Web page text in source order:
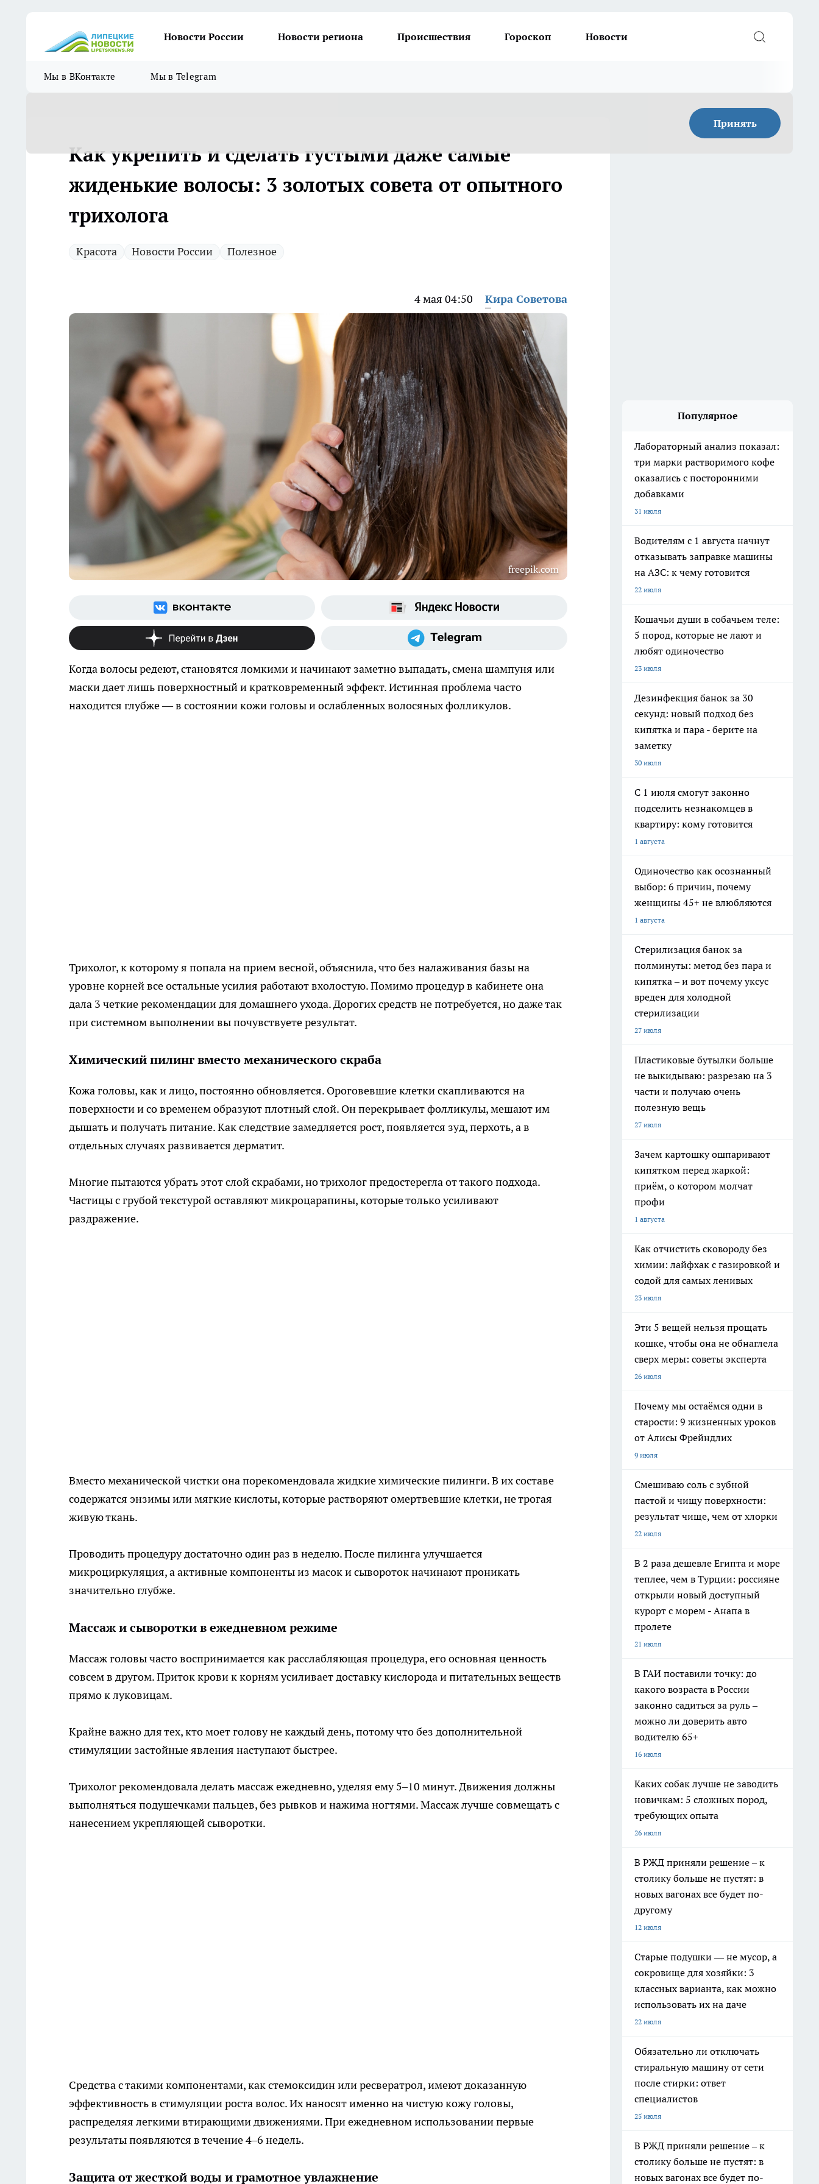
Новости России Новости региона Происшествия Гороскоп Новости
Мы в ВКонтакте Мы в Telegram
Принять
Как укрепить и сделать густыми даже самые
жиденькие волосы: 3 золотых совета от опытного
трихолога
Красота Новости России Полезное
4 мая 04:50 Кира Советова
freepik.com
Когда волосы редеют, становятся ломкими и начинают заметно выпадать, смена шампуня или
маски дает лишь поверхностный и кратковременный эффект. Истинная проблема часто
находится глубже — в состоянии кожи головы и ослабленных волосяных фолликулов.
Трихолог, к которому я попала на прием весной, объяснила, что без налаживания базы на
уровне корней все остальные усилия работают вхолостую. Помимо процедур в кабинете она
дала 3 четкие рекомендации для домашнего ухода. Дорогих средств не потребуется, но даже так
при системном выполнении вы почувствуете результат.
Химический пилинг вместо механического скраба
Кожа головы, как и лицо, постоянно обновляется. Ороговевшие клетки скапливаются на
поверхности и со временем образуют плотный слой. Он перекрывает фолликулы, мешают им
дышать и получать питание. Как следствие замедляется рост, появляется зуд, перхоть, а в
отдельных случаях развивается дерматит.
Многие пытаются убрать этот слой скрабами, но трихолог предостерегла от такого подхода.
Частицы с грубой текстурой оставляют микроцарапины, которые только усиливают
раздражение.
Вместо механической чистки она порекомендовала жидкие химические пилинги. В их составе
содержатся энзимы или мягкие кислоты, которые растворяют омертвевшие клетки, не трогая
живую ткань.
Проводить процедуру достаточно один раз в неделю. После пилинга улучшается
микроциркуляция, а активные компоненты из масок и сывороток начинают проникать
значительно глубже.
Массаж и сыворотки в ежедневном режиме
Массаж головы часто воспринимается как расслабляющая процедура, его основная ценность
совсем в другом. Приток крови к корням усиливает доставку кислорода и питательных веществ
прямо к луковицам.
Крайне важно для тех, кто моет голову не каждый день, потому что без дополнительной
стимуляции застойные явления наступают быстрее.
Трихолог рекомендовала делать массаж ежедневно, уделяя ему 5–10 минут. Движения должны
выполняться подушечками пальцев, без рывков и нажима ногтями. Массаж лучше совмещать с
нанесением укрепляющей сыворотки.
Средства с такими компонентами, как стемоксидин или ресвератрол, имеют доказанную
эффективность в стимуляции роста волос. Их наносят именно на чистую кожу головы,
распределяя легкими втирающими движениями. При ежедневном использовании первые
результаты появляются в течение 4–6 недель.
Защита от жесткой воды и грамотное увлажнение
Популярное
Лабораторный анализ показал:
три марки растворимого кофе
оказались с посторонними
добавками
31 июля
Водителям с 1 августа начнут
отказывать заправке машины
на АЗС: к чему готовится
22 июля
Кошачьи души в собачьем теле:
5 пород, которые не лают и
любят одиночество
23 июля
Дезинфекция банок за 30
секунд: новый подход без
кипятка и пара - берите на
заметку
30 июля
С 1 июля смогут законно
подселить незнакомцев в
квартиру: кому готовится
1 августа
Одиночество как осознанный
выбор: 6 причин, почему
женщины 45+ не влюбляются
1 августа
Стерилизация банок за
полминуты: метод без пара и
кипятка – и вот почему уксус
вреден для холодной
стерилизации
27 июля
Пластиковые бутылки больше
не выкидываю: разрезаю на 3
части и получаю очень
полезную вещь
27 июля
Зачем картошку ошпаривают
кипятком перед жаркой:
приём, о котором молчат
профи
1 августа
Как отчистить сковороду без
химии: лайфхак с газировкой и
содой для самых ленивых
23 июля
Эти 5 вещей нельзя прощать
кошке, чтобы она не обнаглела
сверх меры: советы эксперта
26 июля
Почему мы остаёмся одни в
старости: 9 жизненных уроков
от Алисы Фрейндлих
9 июля
Смешиваю соль с зубной
пастой и чищу поверхности:
результат чище, чем от хлорки
22 июля
В 2 раза дешевле Египта и море
теплее, чем в Турции: россияне
открыли новый доступный
курорт с морем - Анапа в
пролете
21 июля
В ГАИ поставили точку: до
какого возраста в России
законно садиться за руль –
можно ли доверить авто
водителю 65+
16 июля
Каких собак лучше не заводить
новичкам: 5 сложных пород,
требующих опыта
26 июля
В РЖД приняли решение – к
столику больше не пустят: в
новых вагонах все будет по-
другому
12 июля
Старые подушки — не мусор, а
сокровище для хозяйки: 3
классных варианта, как можно
использовать их на даче
22 июля
Обязательно ли отключать
стиральную машину от сети
после стирки: ответ
специалистов
25 июля
В РЖД приняли решение – к
столику больше не пустят: в
новых вагонах все будет по-